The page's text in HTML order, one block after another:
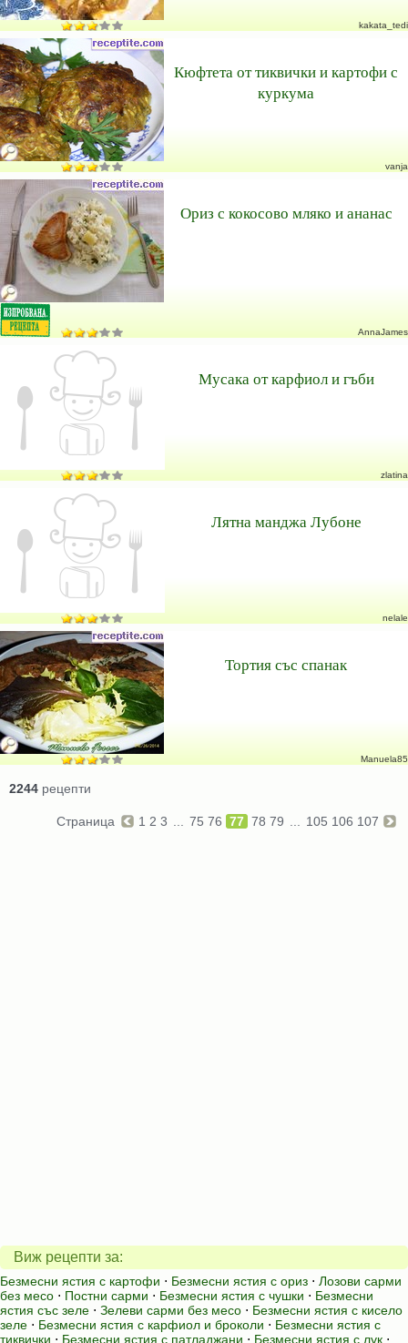
kakata_tedi
Кюфтета от тиквички и картофи с
куркума
vanja
Ориз с кокосово мляко и ананас
AnnaJames
Мусака от карфиол и гъби
zlatina
Лятна манджа Лубоне
nelale
Тортия със спанак
Manuela85
2244 рецепти
Страница 1 2 3 75 76 77 78 79 105 106 107
Виж рецепти за:
Безмесни ястия с картофи ⋅ Безмесни ястия с ориз ⋅ Лозови сарми
без месо ⋅ Постни сарми ⋅ Безмесни ястия с чушки ⋅ Безмесни
ястия със зеле ⋅ Зелеви сарми без месо ⋅ Безмесни ястия с кисело
зеле ⋅ Безмесни ястия с карфиол и броколи ⋅ Безмесни ястия с
тиквички ⋅ Безмесни ястия с патладжани ⋅ Безмесни ястия с лук ⋅